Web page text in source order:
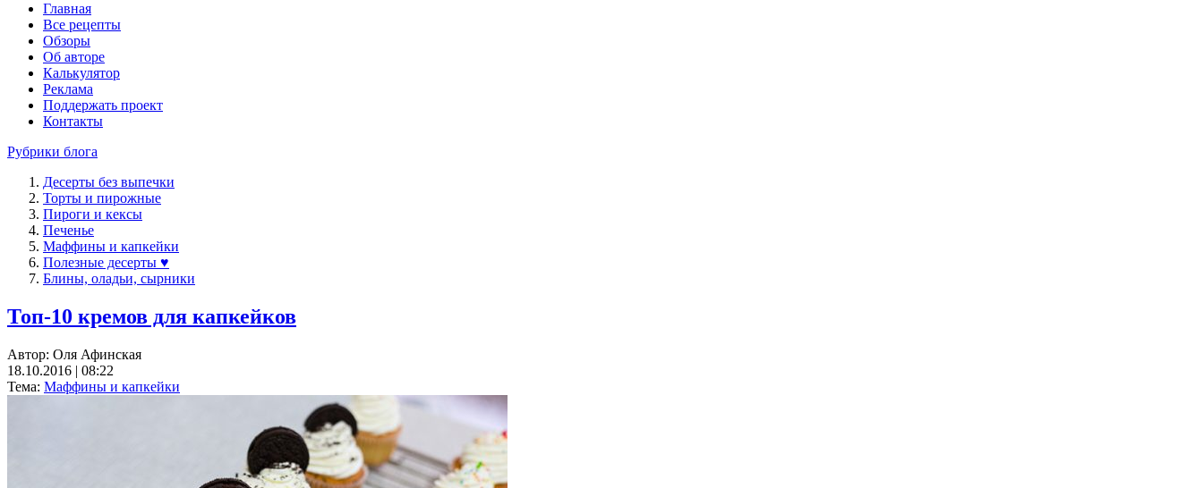
Главная
Все рецепты
Обзоры
Об авторе
Калькулятор
Реклама
Поддержать проект
Контакты
Рубрики блога
Десерты без выпечки
Торты и пирожные
Пироги и кексы
Печенье
Маффины и капкейки
Полезные десерты ♥
Блины, оладьи, сырники
Топ-10 кремов для капкейков
Автор: Оля Афинская
18.10.2016 | 08:22
Тема: Маффины и капкейки